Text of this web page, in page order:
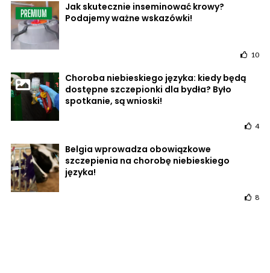
Jak skutecznie inseminować krowy?
Podajemy ważne wskazówki!
10
Choroba niebieskiego języka: kiedy będą
dostępne szczepionki dla bydła? Było
spotkanie, są wnioski!
4
Belgia wprowadza obowiązkowe
szczepienia na chorobę niebieskiego
języka!
8